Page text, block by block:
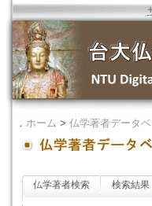
． ホーム > 仏学著者データ
仏学著者検索 検索結果